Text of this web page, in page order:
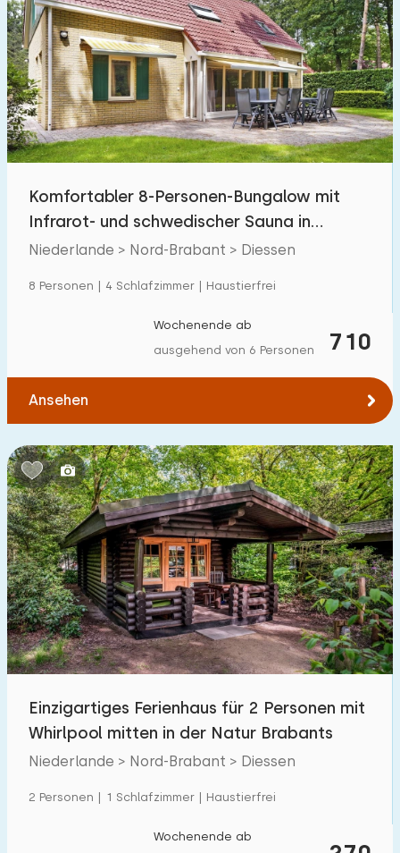
Zu öffentlichen Verkehrsmitteln(max. km):
0,2 0,5 1 2 5
Unterkunft
Im Ferienpark
Einfamilienhaus
Ferienbauernhof
Tiny house
Kinderfreundlich
Kindermöbel 0
Eingezäunter Garten 0
Spielgeräte im Garten 0
Hallenbad 4
Freibad 25
Kinderanimation
Kindereinrichtungen im Park
Zugänglichkeit
Eingeschränkte Mobilität
Komfortabler 8-Personen-Bungalow mit
Infrarot- und schwedischer Sauna in
Nordbrabant
Niederlande > Nord-Brabant > Diessen
8 Personen | 4 Schlafzimmer | Haustierfrei
710
Wochenende ab
ausgehend von 6 Personen
Ansehen
Einzigartiges Ferienhaus für 2 Personen mit
Whirlpool mitten in der Natur Brabants
Niederlande > Nord-Brabant > Diessen
2 Personen | 1 Schlafzimmer | Haustierfrei
Wochenende ab